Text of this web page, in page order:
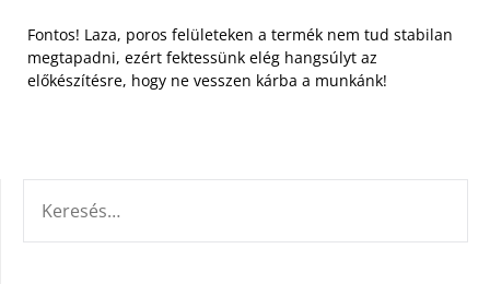
Fontos! Laza, poros felületeken a termék nem tud stabilan
megtapadni, ezért fektessünk elég hangsúlyt az
előkészítésre, hogy ne vesszen kárba a munkánk!